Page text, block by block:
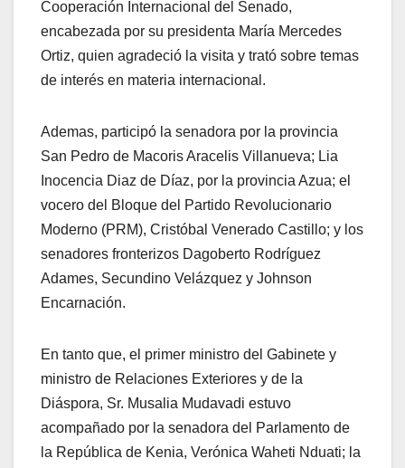
Cooperación Internacional del Senado,
encabezada por su presidenta María Mercedes
Ortiz, quien agradeció la visita y trató sobre temas
de interés en materia internacional.
Ademas, participó la senadora por la provincia
San Pedro de Macoris Aracelis Villanueva; Lia
Inocencia Diaz de Díaz, por la provincia Azua; el
vocero del Bloque del Partido Revolucionario
Moderno (PRM), Cristóbal Venerado Castillo; y los
senadores fronterizos Dagoberto Rodríguez
Adames, Secundino Velázquez y Johnson
Encarnación.
En tanto que, el primer ministro del Gabinete y
ministro de Relaciones Exteriores y de la
Diáspora, Sr. Musalia Mudavadi estuvo
acompañado por la senadora del Parlamento de
la República de Kenia, Verónica Waheti Nduati; la